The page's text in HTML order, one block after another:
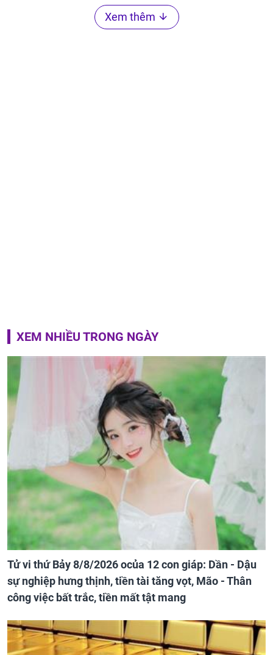
Xem thêm
XEM NHIỀU TRONG NGÀY
Tử vi thứ Bảy 8/8/2026 ocủa 12 con giáp: Dần - Dậu
sự nghiệp hưng thịnh, tiền tài tăng vọt, Mão - Thân
công việc bất trắc, tiền mất tật mang